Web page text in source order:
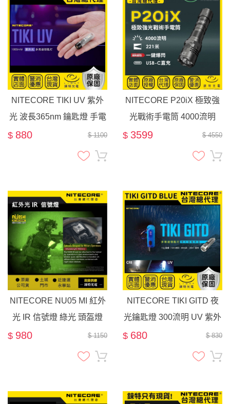
NITECORE TIKI UV 紫外
光 波長365nm 鑰匙燈 手電
筒 TYPE-C充電
$ 1100
$ 880
NITECORE P20iX 極致強
光戰術手電筒 4000流明
221米射程 21700 一鍵爆閃
破窗 攻擊頭 25.4mm 標準
$ 4550
$ 3599
NITECORE NU05 MI 紅外
光 IR 信號燈 綠光 頭盔燈
$ 1150
$ 980
NITECORE TIKI GITD 夜
光鑰匙燈 300流明 UV 紫外
光 & CRI 白光輔燈 l 鑰匙圈
$ 830
$ 680